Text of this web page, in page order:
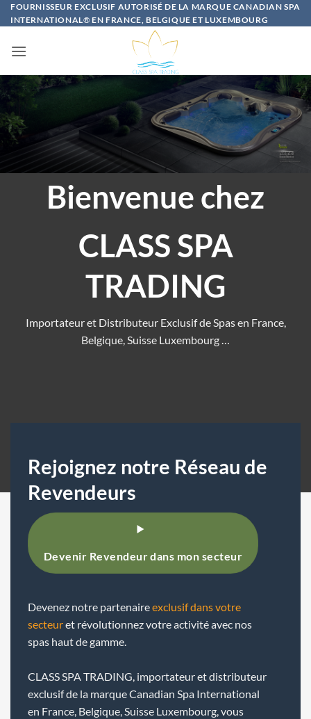
Passer
au
FOURNISSEUR EXCLUSIF AUTORISÉ DE LA MARQUE CANADIAN SPA
INTERNATIONAL® EN FRANCE, BELGIQUE ET LUXEMBOURG
Bienvenue chez
CLASS SPA
TRADING
Importateur et Distributeur Exclusif de Spas en France,
Belgique, Suisse Luxembourg …
Rejoignez notre Réseau de
Revendeurs
Devenir Revendeur dans mon secteur
Devenez notre partenaireexclusif dans votre
secteuret révolutionnez votre activité avec nos
spas haut de gamme.
CLASS SPA TRADING, importateur et distributeur
exclusif de la marque Canadian Spa International
en France, Belgique, Suisse Luxembourg, vous